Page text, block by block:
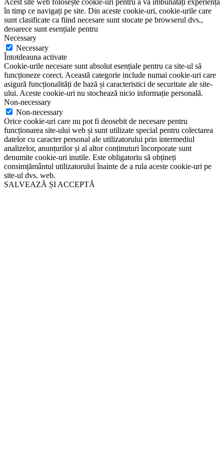
Acest site web folosește cookie-uri pentru a vă îmbunătăți experiența
în timp ce navigați pe site. Din aceste cookie-uri, cookie-urile care
sunt clasificate ca fiind necesare sunt stocate pe browserul dvs.,
deoarece sunt esențiale pentru
Necessary
Necessary
Întotdeauna activate
Cookie-urile necesare sunt absolut esențiale pentru ca site-ul să
funcționeze corect. Această categorie include numai cookie-uri care
asigură funcționalități de bază și caracteristici de securitate ale site-
ului. Aceste cookie-uri nu stochează nicio informație personală.
Non-necessary
Non-necessary
Orice cookie-uri care nu pot fi deosebit de necesare pentru
funcționarea site-ului web și sunt utilizate special pentru colectarea
datelor cu caracter personal ale utilizatorului prin intermediul
analizelor, anunțurilor și al altor conținuturi încorporate sunt
denumite cookie-uri inutile. Este obligatoriu să obțineți
consimțământul utilizatorului înainte de a rula aceste cookie-uri pe
site-ul dvs. web.
SALVEAZĂ ȘI ACCEPTĂ